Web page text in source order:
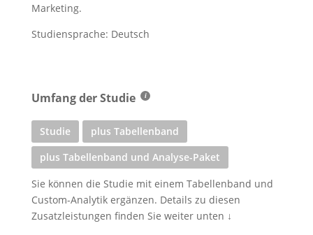
Marketing.
Studiensprache: Deutsch
Umfang der Studie
Studie
plus Tabellenband
plus Tabellenband und Analyse-Paket
Sie können die Studie mit einem Tabellenband und
Custom-Analytik ergänzen. Details zu diesen
Zusatzleistungen finden Sie weiter unten ↓